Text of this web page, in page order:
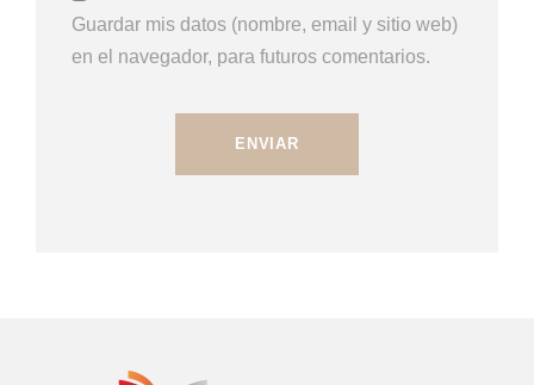
Guardar mis datos (nombre, email y sitio web)
en el navegador, para futuros comentarios.